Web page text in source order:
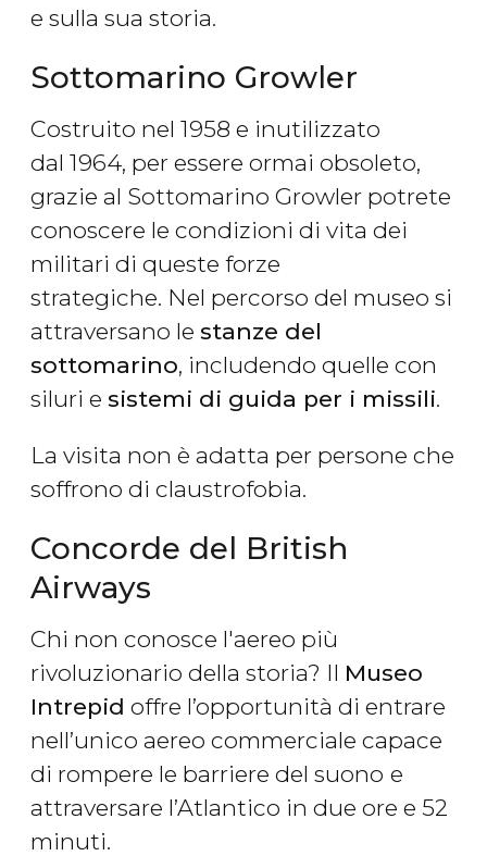
e sulla sua storia.
Sottomarino Growler
Costruito nel 1958 e inutilizzato
dal 1964, per essere ormai obsoleto,
grazie al Sottomarino Growler potrete
conoscere le condizioni di vita dei
militari di queste forze
strategiche. Nel percorso del museo si
attraversano le stanze del
sottomarino, includendo quelle con
siluri e sistemi di guida per i missili.
La visita non è adatta per persone che
soffrono di claustrofobia.
Concorde del British
Airways
Chi non conosce l'aereo più
rivoluzionario della storia? Il Museo
Intrepid offre l’opportunità di entrare
nell’unico aereo commerciale capace
di rompere le barriere del suono e
attraversare l’Atlantico in due ore e 52
minuti.